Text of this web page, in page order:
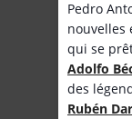
Pedro
nouvelles
qui se
Adolfo
des
Rubén